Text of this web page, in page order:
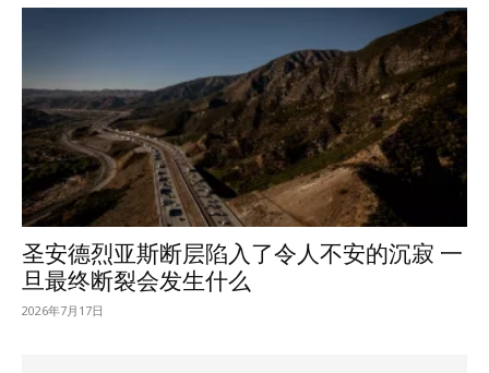
圣安德烈亚斯断层陷入了令人不安的沉寂 一
旦最终断裂会发生什么
2026年7月17日